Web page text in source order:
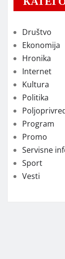
Društvo
Ekonomija
Hronika
Internet
Kultura
Politika
Program
Promo
Servisne
Sport
Vesti